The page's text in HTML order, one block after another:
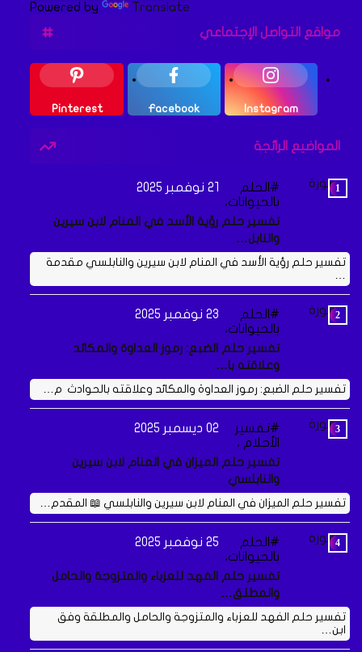
Powered by
Translate
مواقع التواصل الإجتماعي
Instagram
Facebook
Pinterest
المواضيع الرائجة
الحلم
بالحيوانات،
21 نوفمبر 2025
تفسير حلم رؤية الأسد في المنام لابن سيرين
والنابل…
تفسير حلم رؤية الأسد في المنام لابن سيرين والنابلسي مقدمة
…
الحلم
بالحيوانات،
23 نوفمبر 2025
تفسير حلم الضبع: رموز العداوة والمكائد
وعلاقته با…
تفسير حلم الضبع: رموز العداوة والمكائد وعلاقته بالحوادث م…
تفسير
الأحلام ،
02 ديسمبر 2025
تفسير حلم الميزان في المنام لابن سيرين
والنابلسي
تفسير حلم الميزان في المنام لابن سيرين والنابلسي 📖 المقدم…
الحلم
بالحيوانات،
25 نوفمبر 2025
تفسير حلم الفهد للعزباء والمتزوجة والحامل
والمطلق…
تفسير حلم الفهد للعزباء والمتزوجة والحامل والمطلقة وفق
ابن…